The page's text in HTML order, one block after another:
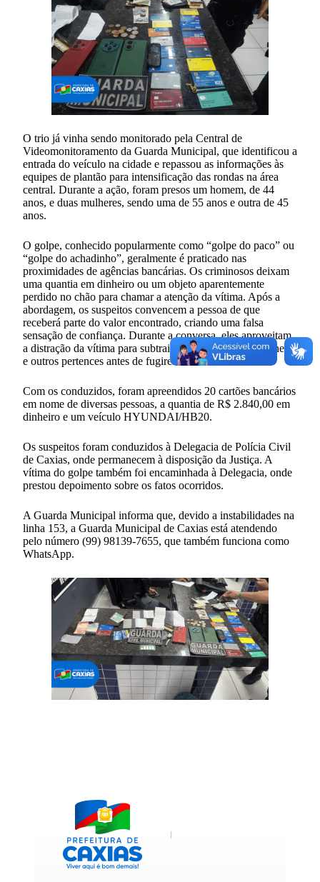
O trio já vinha sendo monitorado pela Central de
Videomonitoramento da Guarda Municipal, que identificou a
entrada do veículo na cidade e repassou as informações às
equipes de plantão para intensificação das rondas na área
central. Durante a ação, foram presos um homem, de 44
anos, e duas mulheres, sendo uma de 55 anos e outra de 45
anos.
O golpe, conhecido popularmente como “golpe do paco” ou
“golpe do achadinho”, geralmente é praticado nas
proximidades de agências bancárias. Os criminosos deixam
uma quantia em dinheiro ou um objeto aparentemente
perdido no chão para chamar a atenção da vítima. Após a
abordagem, os suspeitos convencem a pessoa de que
receberá parte do valor encontrado, criando uma falsa
sensação de confiança. Durante a conversa, eles aproveitam
a distração da vítima para subtrair cartões bancários, dinheiro
e outros pertences antes de fugirem do local.
Com os conduzidos, foram apreendidos 20 cartões bancários
em nome de diversas pessoas, a quantia de R$ 2.840,00 em
dinheiro e um veículo HYUNDAI/HB20.
Os suspeitos foram conduzidos à Delegacia de Polícia Civil
de Caxias, onde permanecem à disposição da Justiça. A
vítima do golpe também foi encaminhada à Delegacia, onde
prestou depoimento sobre os fatos ocorridos.
A Guarda Municipal informa que, devido a instabilidades na
linha 153, a Guarda Municipal de Caxias está atendendo
pelo número (99) 98139-7655, que também funciona como
WhatsApp.